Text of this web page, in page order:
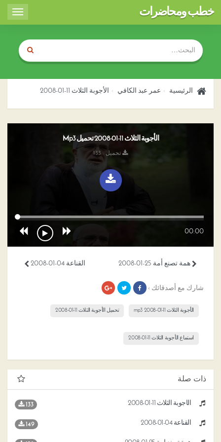
Toggle
خطب ومحاضرات
الرئيسية عمر عبد الكافي الأجوبة الثلاث 11-01-2008
الأجوبة الثلاث 11-01-2008 تحميل Mp3
تحميل : 133
00:00
القناعة 04-01-2008 همة تصنع أمة 25-01-2008
شارك مع أصدقائك ›
الأجوبة الثلاث 11-01-2008 mp3 تحميل الأجوبة الثلاث 11-01-2008
استماع الأجوبة الثلاث 11-01-2008
ذات صلة
الأجوبة الثلاث 11-01-2008 133
القناعة 04-01-2008 149